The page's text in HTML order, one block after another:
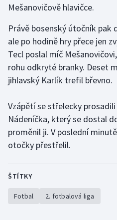
Golf
Gymnastika
Házená
Jezdectví
Judo
Krasobruslení
Lyže a snowboard
Mešanovičově hlavičce.
Právě bosenský útočník pak
ale po hodině hry přece jen
Tecl poslal míč
rohu odkryté branky. Deset
jihlavský Karlík trefil břevno.
Vzápětí se střelecky
Nádeníčka, který se dostal
proměnil ji. V poslední
otočky přestřelil.
ŠTÍTKY
Fotbal 2. fotbalová liga